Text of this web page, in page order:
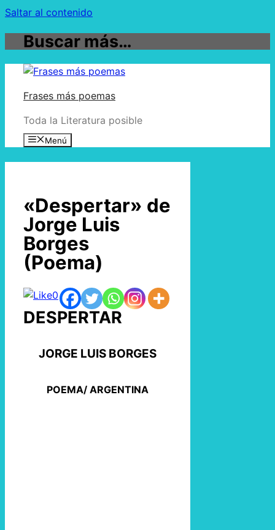
Saltar al contenido
Buscar más…
Frases más poemas
Toda la Literatura posible
Menú
«Despertar» de
Jorge Luis
Borges
(Poema)
0
DESPERTAR
JORGE LUIS BORGES
POEMA/ ARGENTINA